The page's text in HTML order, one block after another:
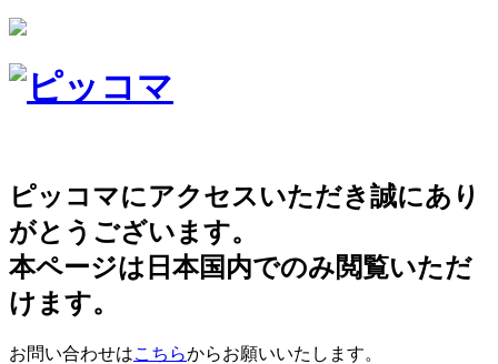
ピッコマにアクセスいただき誠にあり
がとうございます。
本ページは日本国内でのみ閲覧いただ
けます。
お問い合わせはこちらからお願いいたします。